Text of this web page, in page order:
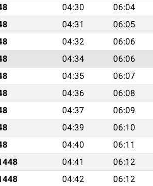
04:30 06:04
04:31 06:05
04:32 06:06
04:34 06:06
04:35 06:07
04:36 06:08
04:37 06:09
04:39 06:10
04:40 06:11
04:41 06:12
04:42 06:12